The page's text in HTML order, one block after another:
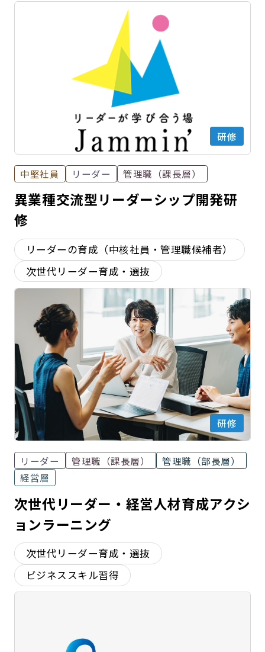
研修
中堅社員 リーダー 管理職（課長層）
異業種交流型リーダーシップ開発研
修
リーダーの育成（中核社員・管理職候補者）
次世代リーダー育成・選抜
研修
リーダー 管理職（課長層）
管理職（部長層）
経営層
次世代リーダー・経営人材育成アクシ
ョンラーニング
次世代リーダー育成・選抜
ビジネススキル習得